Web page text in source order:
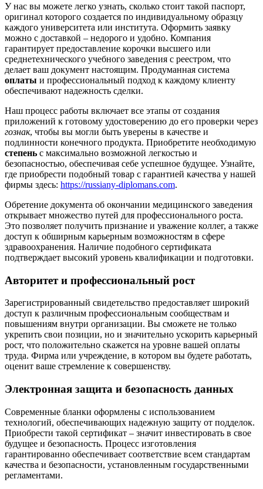
У нас вы можете легко узнать, сколько стоит такой паспорт,
оригинал которого создается по индивидуальному образцу
каждого университета или института. Оформить заявку
можно с доставкой – недорого и удобно. Компания
гарантирует предоставление корочки высшего или
среднетехнического учебного заведения с реестром, что
делает ваш документ настоящим. Продуманная система
оплаты и профессиональный подход к каждому клиенту
обеспечивают надежность сделки.
Наш процесс работы включает все этапы от создания
приложений к готовому удостоверению до его проверки через
гознак, чтобы вы могли быть уверены в качестве и
подлинности конечного продукта. Приобретите необходимую
степень с максимально возможной легкостью и
безопасностью, обеспечивая себе успешное будущее. Узнайте,
где приобрести подобный товар с гарантией качества у нашей
фирмы здесь: https://russiany-diplomans.com.
Обретение документа об окончании медицинского заведения
открывает множество путей для профессионального роста.
Это позволяет получить признание и уважение коллег, а также
доступ к обширным карьерным возможностям в сфере
здравоохранения. Наличие подобного сертификата
подтверждает высокий уровень квалификации и подготовки.
Авторитет и профессиональный рост
Зарегистрированный свидетельство предоставляет широкий
доступ к различным профессиональным сообществам и
повышениям внутри организации. Вы сможете не только
укрепить свои позиции, но и значительно ускорить карьерный
рост, что положительно скажется на уровне вашей оплаты
труда. Фирма или учреждение, в котором вы будете работать,
оценит ваше стремление к совершенству.
Электронная защита и безопасность данных
Современные бланки оформлены с использованием
технологий, обеспечивающих надежную защиту от подделок.
Приобрести такой сертификат – значит инвестировать в свое
будущее и безопасность. Процесс изготовления
гарантированно обеспечивает соответствие всем стандартам
качества и безопасности, установленным государственными
регламентами.